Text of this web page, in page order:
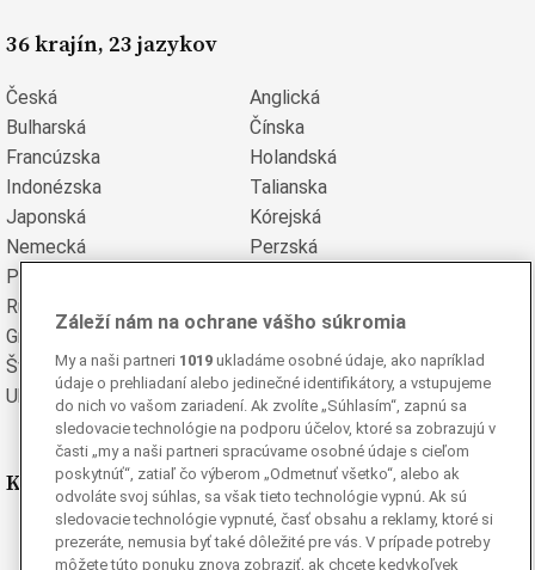
36 krajín, 23 jazykov
Česká
Anglická
Bulharská
Čínska
Francúzska
Holandská
Indonézska
Talianska
Japonská
Kórejská
Nemecká
Perzská
Poľská
Rumunská
Grécka
Švédska
Turecká
Ukrajinská
Vietnamská
Kde nás nájdete
Facebook
Záleží nám na ochrane vášho súkromia
My a naši partneri 1019 ukladáme osobné údaje, ako napríklad
údaje o prehliadaní alebo jedinečné identifikátory, a vstupujeme
do nich vo vašom zariadení. Ak zvolíte „Súhlasím“, zapnú sa
sledovacie technológie na podporu účelov, ktoré sa zobrazujú v
časti „my a naši partneri spracúvame osobné údaje s cieľom
poskytnúť“, zatiaľ čo výberom „Odmetnuť všetko“, alebo ak
odvoláte svoj súhlas, sa však tieto technológie vypnú. Ak sú
sledovacie technológie vypnuté, časť obsahu a reklamy, ktoré si
prezeráte, nemusia byť také dôležité pre vás. V prípade potreby
môžete túto ponuku znova zobraziť, ak chcete kedykoľvek